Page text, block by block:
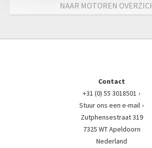
NAAR MOTOREN
Contact
+31 (0) 55 3018501
Stuur ons een e-mail
Zutphensestraat 319
7325 WT Apeldoorn
Nederland